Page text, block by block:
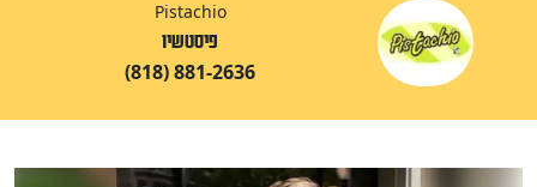
Pistachio
פיסטשיו
(818) 881-2636